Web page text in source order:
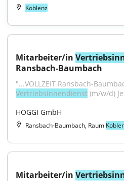
Koblenz
Mitarbeiter/in
Ransbach-Baumbach
Vertriebsinnendienst (m/w/d)
HOGGI GmbH
Ransbach-Baumbach, Raum
Mitarbeiter/in